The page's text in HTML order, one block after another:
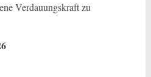
Verdauungskraft zu